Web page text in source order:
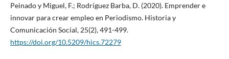
Peinado y Miguel, F.; Rodríguez Barba, D. (2020). Emprender e
innovar para crear empleo en Periodismo. Historia y
Comunicación Social, 25(2), 491-499.
https://doi.org/10.5209/hics.72279